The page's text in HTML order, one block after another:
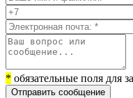
* обязательные поля для
Отправить сообщение